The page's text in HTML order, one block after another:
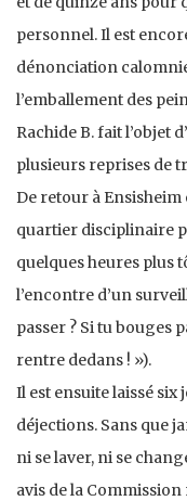
personnel. Il est
dénonciation
l’emballement des
Rachide B. fait l’objet
plusieurs reprises de
De retour à Ensisheim
quartier disciplinaire
quelques heures plus
l’encontre d’un
passer ? Si tu bouges
rentre dedans ! »).
Il est ensuite laissé six
déjections. Sans que
ni se laver, ni se
avis de la